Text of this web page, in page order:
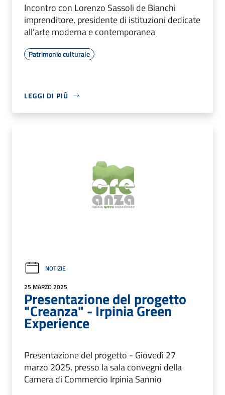
Incontro con Lorenzo Sassoli de Bianchi
imprenditore, presidente di istituzioni dedicate
all’arte moderna e contemporanea
Patrimonio culturale
LEGGI DI PIÙ
NOTIZIE
25 MARZO 2025
Presentazione del progetto
"Creanza" - Irpinia Green
Experience
Presentazione del progetto - Giovedì 27
marzo 2025, presso la sala convegni della
Camera di Commercio Irpinia Sannio